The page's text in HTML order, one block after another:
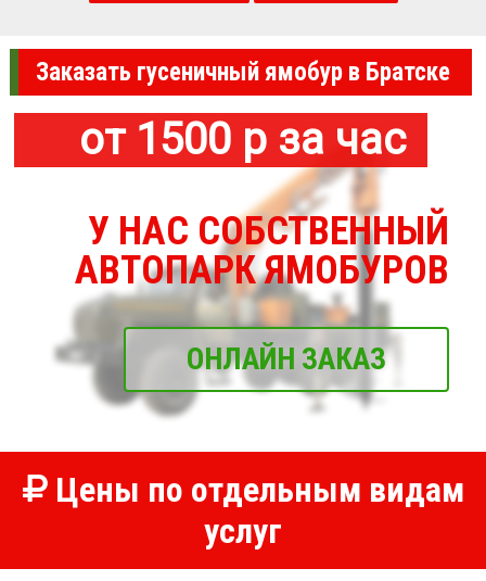
Заказать гусеничный ямобур в Братске
от 1500 р за час
У НАС СОБСТВЕННЫЙ
АВТОПАРК ЯМОБУРОВ
ОНЛАЙН ЗАКАЗ
Цены по отдельным видам
услуг